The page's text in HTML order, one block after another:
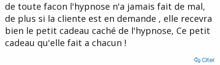
mémorisation, ce qui d'ailleurs devrait etre fait ou en cours de
réalisation par un neuropsychologue.
L'hypnose dans ce cas serat un accompagnement, juste un
accompagnement.....car l'hypnose à ces limites ! Milton
Erickson etaait daltonien, il n'a jamais put voir les couleurs de
façon correcte et ce malgré l'hypnose.
Cliquez pour agrandir...
Je ne pense pas non plus que l'hypnose répare l’endommagé, je
reste les pieds sur terre. Néanmoins, il est certain qu'elle peut
pense assez qu'elle peut progresser mais je reste prudent. Je ne
de toute facon l'hypnose n'a jamais fait de mal,
de plus si la cliente est en demande , elle recevra
bien le petit cadeau caché de l'hypnose, Ce petit
cadeau qu'elle fait a chacun !
Citer